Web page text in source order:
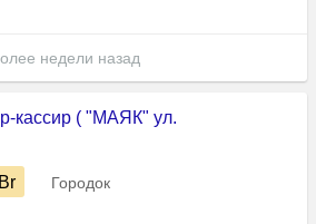
недели назад
кассир ( "МАЯК" ул.
Br
Городок